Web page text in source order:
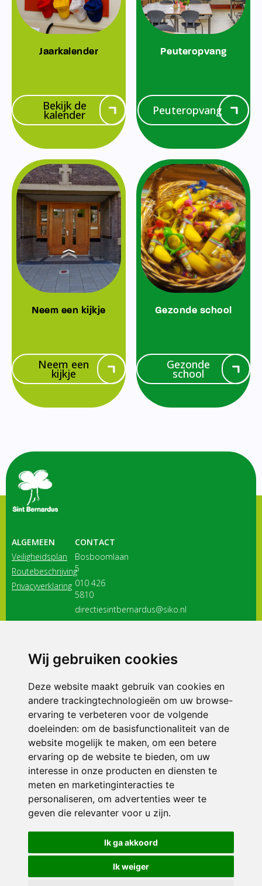
Wij gebruiken cookies
Deze website maakt gebruik van cookies en
andere trackingtechnologieën om uw browse-
ervaring te verbeteren voor de volgende
doeleinden: om de basisfunctionaliteit van de
website mogelijk te maken, om een betere
ervaring op de website te bieden, om uw
interesse in onze producten en diensten te
meten en marketinginteracties te
personaliseren, om advertenties weer te
geven die relevanter voor u zijn.
Ik ga akkoord
Ik weiger
Jaarkalender
Bekijk de
kalender
Peuteropvang
Peuteropvang
Neem een kijkje
Neem een
kijkje
Gezonde school
Gezonde
school
ALGEMEEN
Veiligheidsplan
Routebeschrijving
Privacyverklaring
CONTACT
Bosboomlaan
5
010 426
5810
directiesintbernardus@siko.nl
3116 JB
ONDERDEEL VAN
© 2026 Sint Bernardus | Alle rechten voorbehouden
Privacy policy|Disclaimer| Klachtenregeling|RSIN en Anbi
voorkeuren
Crealisatie The MindOffice